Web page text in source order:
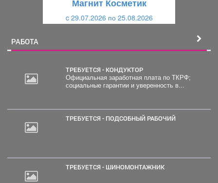
Магнит Косметик
c 29.07.2026 по 25.08.2026
РАБОТА
ТРЕБУЕТСЯ - КОНДУКТОР
Официальная заработная плата по ТКРФ;
социальные гарантии и уверенность в...
ТРЕБУЕТСЯ - ПОДСОБНЫЙ РАБОЧИЙ
ТРЕБУЕТСЯ - ШИНОМОНТАЖНИК